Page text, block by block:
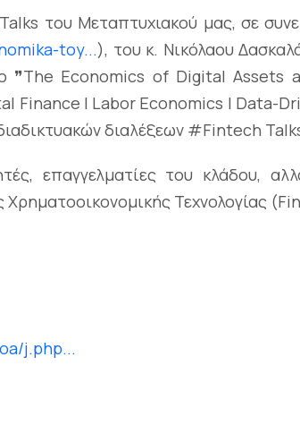
του Μεταπτυχιακού μας, σε
toy...), του κ. Νικόλαου
❞The Economics of Digital Assets
Finance | Labor Economics | Data-
διαλέξεων #Fintech
επαγγελματίες του κλάδου,
Χρηματοοικονομικής Τεχνολογίας
j.php...